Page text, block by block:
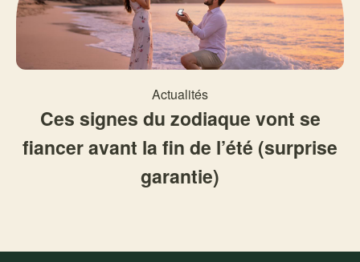
Actualités
Ces signes du zodiaque vont se
fiancer avant la fin de l’été (surprise
garantie)